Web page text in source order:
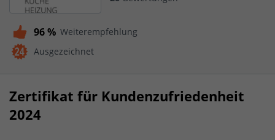
96 % Weiterempfehlung
Ausgezeichnet
Zertifikat für Kundenzufriedenheit
2024